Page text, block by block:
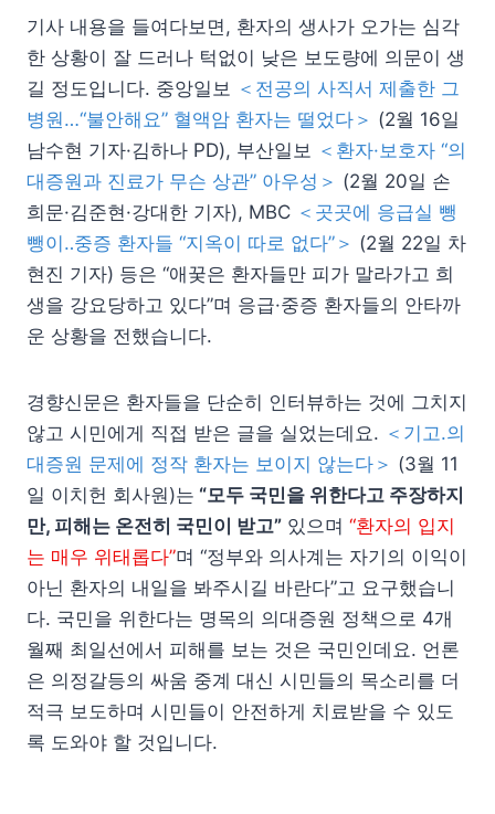
기사 내용을 들여다보면, 환자의 생사가 오가는 심각
한 상황이 잘 드러나 턱없이 낮은 보도량에 의문이 생
길 정도입니다. 중앙일보 ＜전공의 사직서 제출한 그
병원…“불안해요” 혈액암 환자는 떨었다＞ (2월 16일
남수현 기자·김하나 PD), 부산일보 ＜환자·보호자 “의
대증원과 진료가 무슨 상관” 아우성＞ (2월 20일 손
희문·김준현·강대한 기자), MBC ＜곳곳에 응급실 뺑
뺑이‥중증 환자들 “지옥이 따로 없다”＞ (2월 22일 차
현진 기자) 등은 “애꿎은 환자들만 피가 말라가고 희
생을 강요당하고 있다”며 응급·중증 환자들의 안타까
운 상황을 전했습니다.
경향신문은 환자들을 단순히 인터뷰하는 것에 그치지
않고 시민에게 직접 받은 글을 실었는데요. ＜기고.의
대증원 문제에 정작 환자는 보이지 않는다＞ (3월 11
일 이치헌 회사원)는 “모두 국민을 위한다고 주장하지
만, 피해는 온전히 국민이 받고” 있으며 “환자의 입지
는 매우 위태롭다”며 “정부와 의사계는 자기의 이익이
아닌 환자의 내일을 봐주시길 바란다”고 요구했습니
다. 국민을 위한다는 명목의 의대증원 정책으로 4개
월째 최일선에서 피해를 보는 것은 국민인데요. 언론
은 의정갈등의 싸움 중계 대신 시민들의 목소리를 더
적극 보도하며 시민들이 안전하게 치료받을 수 있도
록 도와야 할 것입니다.